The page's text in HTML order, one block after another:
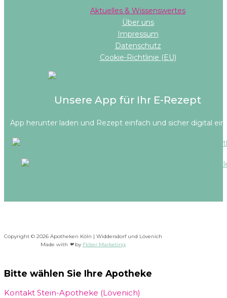
Aktuelles & Wissenswertes
Über uns
Impressum
Datenschutz
Cookie-Richtlinie (EU)
Unsere App für Ihr E-Rezept
App herunter laden und Rezept einfach und sicher digital
Copyright © 2026 Apotheken Köln | Widdersdorf und Lövenich
Made with ❤by Flöter Marketing
Bitte wählen Sie Ihre Apotheke
Kontakt Stein-Apotheke (Lövenich)